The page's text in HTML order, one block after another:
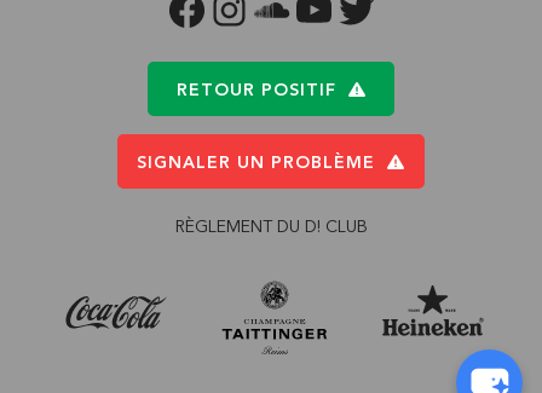
FACEBOOKINSTAGRAM
SOUNDCLOUD
YOUTUBETWITTER
RETOUR POSITIF
SIGNALER UN PROBLÈME
RÈGLEMENT DU D! CLUB